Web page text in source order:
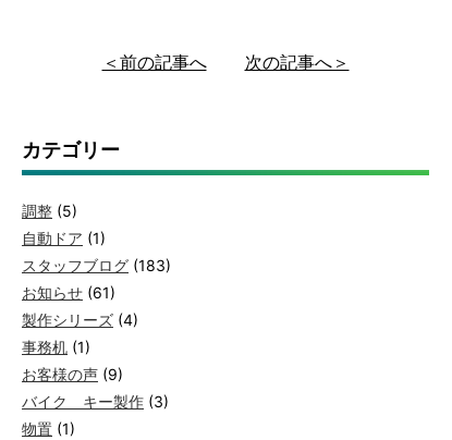
＜前の記事へ 次の記事へ＞
カテゴリー
調整 (5)
自動ドア (1)
スタッフブログ (183)
お知らせ (61)
製作シリーズ (4)
事務机 (1)
お客様の声 (9)
バイク キー製作 (3)
物置 (1)